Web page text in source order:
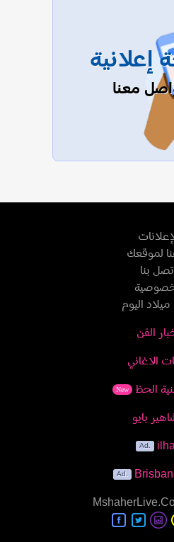
إعلانية
معنا
لموقعك
اتصل بنا
ميلاد اليوم
الفن
الاغاني
الحظ New
بايو